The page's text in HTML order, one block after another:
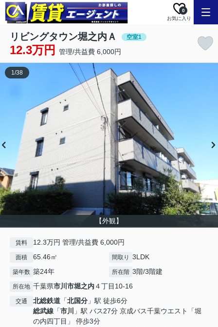
お気に入り
0
リビングタウン堀之内Ａ 空室1
12.3万円 管理/共益費 6,000円
【外観】
1/38
賃料 12.3万円 管理/共益費 6,000円
面積 65.46㎡ 間取り 3LDK
築年数 築24年 所在階 3階/3階建
所在地 千葉県市川市堀之内４丁目10-16
交通 北総鉄道 「北国分 」駅 徒歩6分
総武線 「市川
」駅 バス27分 京成バス千葉ウエスト「堀
の内四丁目」 停歩3分